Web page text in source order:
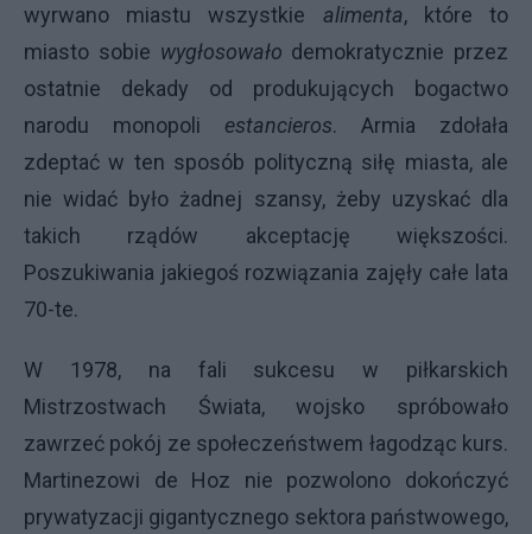
wyrwano miastu wszystkie alimenta, które to
miasto sobie wygłosowało demokratycznie przez
ostatnie dekady od produkujących bogactwo
narodu monopoli estancieros. Armia zdołała
zdeptać w ten sposób polityczną siłę miasta, ale
nie widać było żadnej szansy, żeby uzyskać dla
takich rządów akceptację większości.
Poszukiwania jakiegoś rozwiązania zajęły całe lata
70-te.
W 1978, na fali sukcesu w piłkarskich
Mistrzostwach Świata, wojsko spróbowało
zawrzeć pokój ze społeczeństwem łagodząc kurs.
Martinezowi de Hoz nie pozwolono dokończyć
prywatyzacji gigantycznego sektora państwowego,